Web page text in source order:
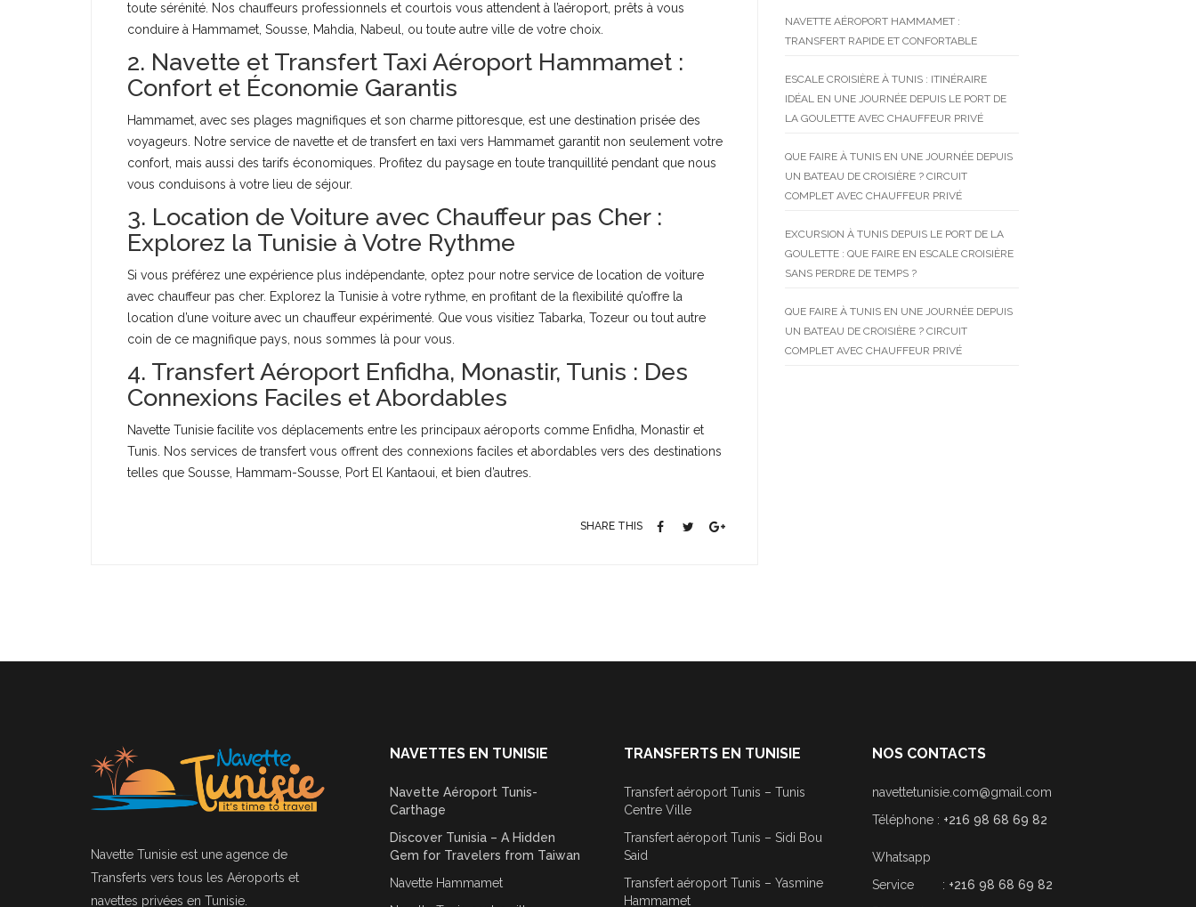
toute sérénité. Nos chauffeurs professionnels et courtois vous attendent à l’aéroport, prêts à vous
conduire à Hammamet, Sousse, Mahdia, Nabeul, ou toute autre ville de votre choix.
2. Navette et Transfert Taxi Aéroport Hammamet :
Confort et Économie Garantis
Hammamet, avec ses plages magnifiques et son charme pittoresque, est une destination prisée des
voyageurs. Notre service de navette et de transfert en taxi vers Hammamet garantit non seulement votre
confort, mais aussi des tarifs économiques. Profitez du paysage en toute tranquillité pendant que nous
vous conduisons à votre lieu de séjour.
3. Location de Voiture avec Chauffeur pas Cher :
Explorez la Tunisie à Votre Rythme
Si vous préférez une expérience plus indépendante, optez pour notre service de location de voiture
avec chauffeur pas cher. Explorez la Tunisie à votre rythme, en profitant de la flexibilité qu’offre la
location d’une voiture avec un chauffeur expérimenté. Que vous visitiez Tabarka, Tozeur ou tout autre
coin de ce magnifique pays, nous sommes là pour vous.
4. Transfert Aéroport Enfidha, Monastir, Tunis : Des
Connexions Faciles et Abordables
Navette Tunisie facilite vos déplacements entre les principaux aéroports comme Enfidha, Monastir et
Tunis. Nos services de transfert vous offrent des connexions faciles et abordables vers des destinations
telles que Sousse, Hammam-Sousse, Port El Kantaoui, et bien d’autres.
SHARE THIS
NAVETTE AÉROPORT HAMMAMET :
TRANSFERT RAPIDE ET CONFORTABLE
ESCALE CROISIÈRE À TUNIS : ITINÉRAIRE
IDÉAL EN UNE JOURNÉE DEPUIS LE PORT DE
LA GOULETTE AVEC CHAUFFEUR PRIVÉ
QUE FAIRE À TUNIS EN UNE JOURNÉE DEPUIS
UN BATEAU DE CROISIÈRE ? CIRCUIT
COMPLET AVEC CHAUFFEUR PRIVÉ
EXCURSION À TUNIS DEPUIS LE PORT DE LA
GOULETTE : QUE FAIRE EN ESCALE CROISIÈRE
SANS PERDRE DE TEMPS ?
QUE FAIRE À TUNIS EN UNE JOURNÉE DEPUIS
UN BATEAU DE CROISIÈRE ? CIRCUIT
COMPLET AVEC CHAUFFEUR PRIVÉ
Navette Tunisie est une agence de
Transferts vers tous les Aéroports et
navettes privées en Tunisie.
NAVETTES EN TUNISIE
Navette Aéroport Tunis-
Carthage
Discover Tunisia – A Hidden
Gem for Travelers from Taiwan
Navette Hammamet
TRANSFERTS EN TUNISIE
Transfert aéroport Tunis – Tunis
Centre Ville
Transfert aéroport Tunis – Sidi Bou
Said
Transfert aéroport Tunis – Yasmine
Hammamet
NOS CONTACTS
navettetunisie.com@gmail.com
Téléphone : +216 98 68 69 82
Whatsapp
Service : +216 98 68 69 82